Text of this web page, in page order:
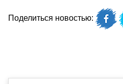
Поделиться новостью: